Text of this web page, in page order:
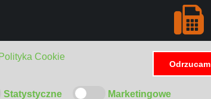
Polityka Cookie
Odrzucam
Statystyczne Marketingowe